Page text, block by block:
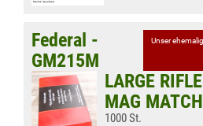
Unser
Federal -
GM215M
LARGE RIFLE
MAG MATCH
1000 St.